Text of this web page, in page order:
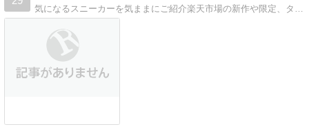
気になるスニーカーを気ままにご紹介楽天市場の新作や限定、タイムセール品などの情報を随時更新中！